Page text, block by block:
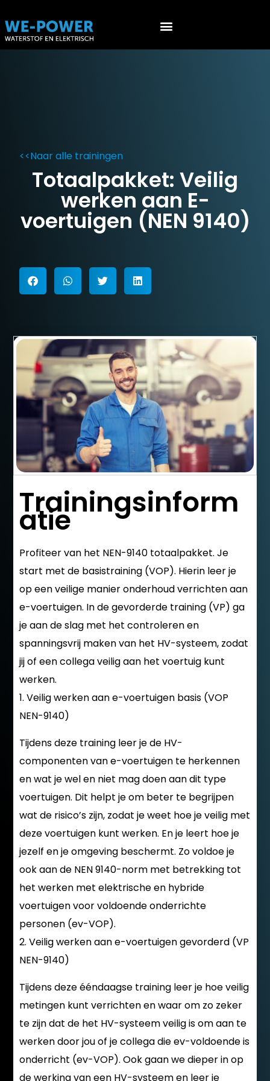
<<Naar alle trainingen
Totaalpakket: Veilig
werken aan E-
voertuigen (NEN 9140)
Trainingsinform
atie
Profiteer van het NEN-9140 totaalpakket. Je
start met de basistraining (VOP). Hierin leer je
op een veilige manier onderhoud verrichten aan
e-voertuigen. In de gevorderde training (VP) ga
je aan de slag met het controleren en
spanningsvrij maken van het HV-systeem, zodat
jij of een collega veilig aan het voertuig kunt
werken.
1. Veilig werken aan e-voertuigen basis (VOP
NEN-9140)
Tijdens deze training leer je de HV-
componenten van e-voertuigen te herkennen
en wat je wel en niet mag doen aan dit type
voertuigen. Dit helpt je om beter te begrijpen
wat de risico’s zijn, zodat je weet hoe je veilig met
deze voertuigen kunt werken. En je leert hoe je
jezelf en je omgeving beschermt. Zo voldoe je
ook aan de NEN 9140-norm met betrekking tot
het werken met elektrische en hybride
voertuigen voor voldoende onderrichte
personen (ev-VOP).
2. Veilig werken aan e-voertuigen gevorderd (VP
NEN-9140)
Tijdens deze ééndaagse training leer je hoe veilig
metingen kunt verrichten en waar om zo zeker
te zijn dat de het HV-systeem veilig is om aan te
werken door jou of je collega die ev-voldoende is
onderricht (ev-VOP). Ook gaan we dieper in op
de werking van een HV-systeem en leer je